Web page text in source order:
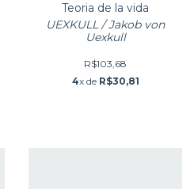
Teoria de la vida
UEXKULL / Jakob von
Uexkull
R$103,68
4x de R$30,81